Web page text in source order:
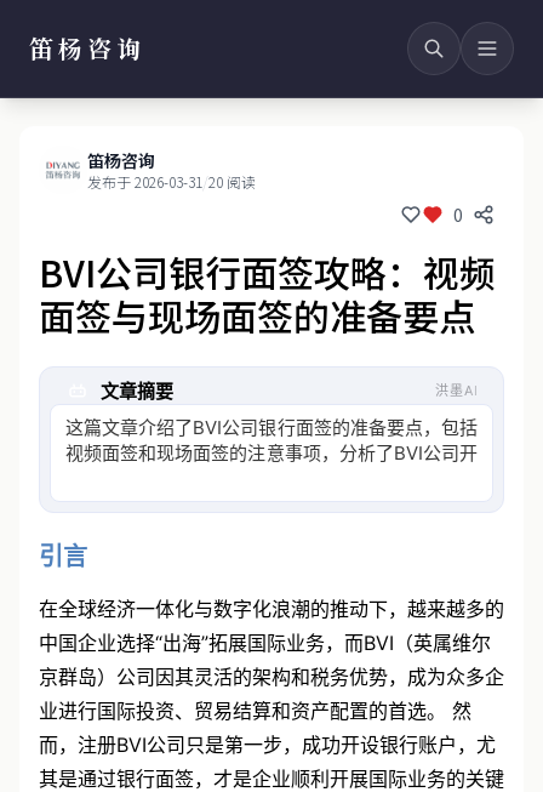
笛杨咨询
笛杨咨询
发布于 2026-03-31/20 阅读
0
BVI公司银行面签攻略：视频
面签与现场面签的准备要点
文章摘要 洪墨AI
这篇文章介绍了BVI公司银行面签的准备要点，包括
视频面签和现场面签的注意事项，分析了BVI公司开
引言
在全球经济一体化与数字化浪潮的推动下，越来越多的
中国企业选择“出海”拓展国际业务，而BVI（英属维尔
京群岛）公司因其灵活的架构和税务优势，成为众多企
业进行国际投资、贸易结算和资产配置的首选。 然
而，注册BVI公司只是第一步，成功开设银行账户，尤
其是通过银行面签，才是企业顺利开展国际业务的关键